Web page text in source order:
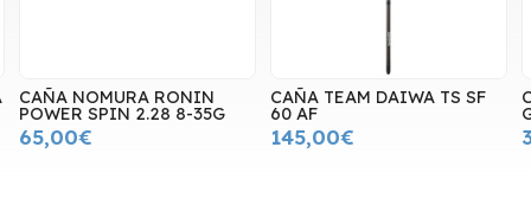
CAÑA NOMURA RONIN
POWER SPIN 2.28 8-35G
65,00€
CAÑA TEAM DAIWA TS SF
60 AF
145,00€